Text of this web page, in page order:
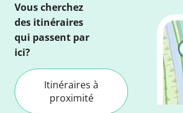
Vous cherchez
des itinéraires
qui passent par
ici?
Itinéraires à
proximité